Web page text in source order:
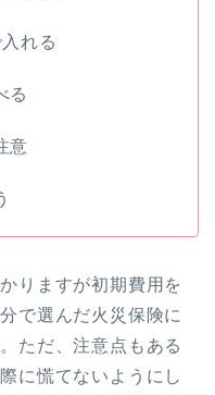
れる
る
意
りますが初期費用を
で選んだ火災保険に
ただ、注意点もある
に慌てないようにし